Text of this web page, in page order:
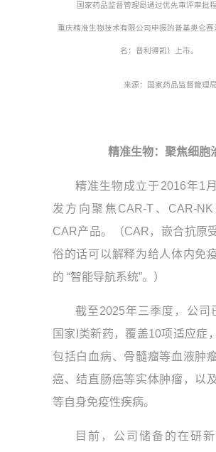
国家药品监督管理局通过优先审评审批
重庆精准生物技术有限公司申报的普基奥仑赛
名：普利得凯）上市。
来源：国家药品监督管理局
精准生物：聚焦细胞
精准生物成立于2016年1
发方向聚焦CAR-T、CAR-
CAR产品。（CAR，嵌合抗原
俗的话可以解释为给人体内免
的 “智能导航系统”。）
截至2025年三季度，公司
国家I类新药，覆盖10项适应症
包括白血病、骨髓瘤等血液肿
癌、结直肠癌等实体肿瘤，以
等自身免疫性疾病。​
目前，公司储备的在研